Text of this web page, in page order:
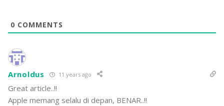
0 COMMENTS
Arnoldus 11 years ago
Great article..!!
Apple memang selalu di depan, BENAR..!!